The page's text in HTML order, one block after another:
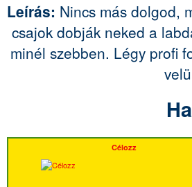
Leírás: Nincs más dolgod,
csajok dobják neked a
minél szebben. Légy profi
Célozz